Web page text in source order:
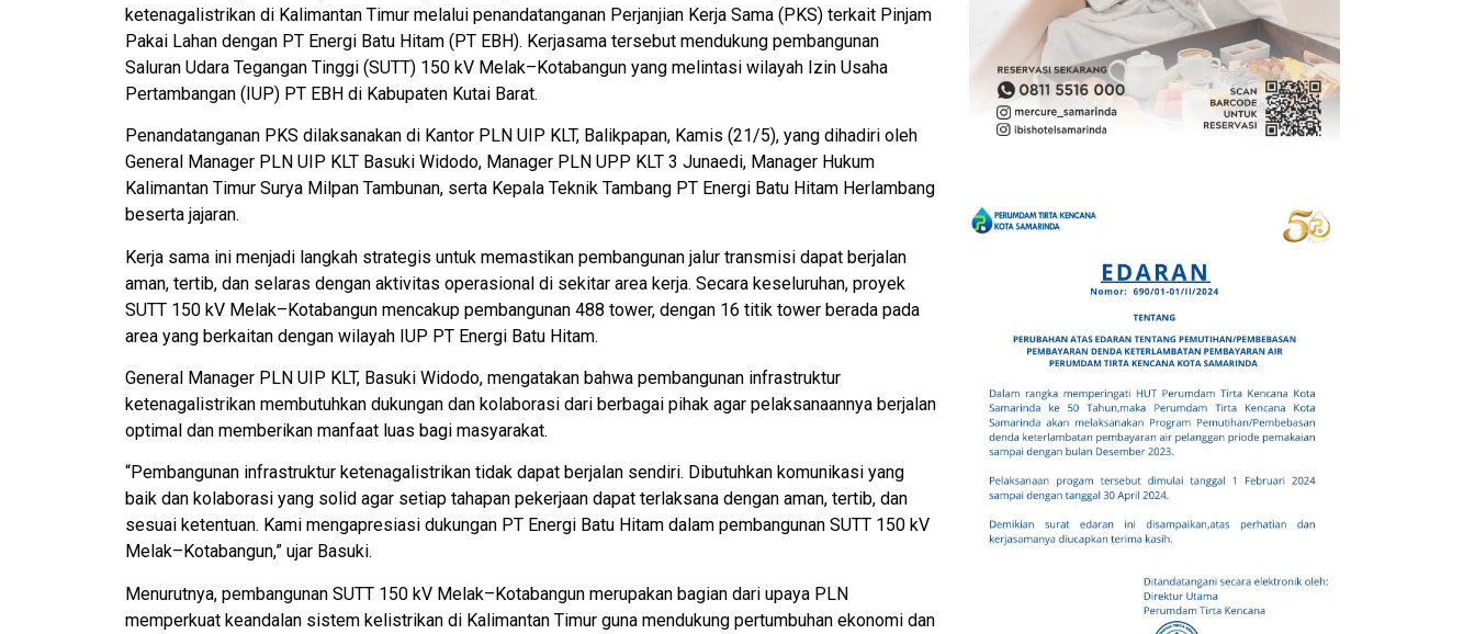
ketenagalistrikan di Kalimantan Timur melalui penandatanganan Perjanjian Kerja Sama (PKS) terkait Pinjam
Pakai Lahan dengan PT Energi Batu Hitam (PT EBH). Kerjasama tersebut mendukung pembangunan
Saluran Udara Tegangan Tinggi (SUTT) 150 kV Melak–Kotabangun yang melintasi wilayah Izin Usaha
Pertambangan (IUP) PT EBH di Kabupaten Kutai Barat.
Penandatanganan PKS dilaksanakan di Kantor PLN UIP KLT, Balikpapan, Kamis (21/5), yang dihadiri oleh
General Manager PLN UIP KLT Basuki Widodo, Manager PLN UPP KLT 3 Junaedi, Manager Hukum
Kalimantan Timur Surya Milpan Tambunan, serta Kepala Teknik Tambang PT Energi Batu Hitam Herlambang
beserta jajaran.
Kerja sama ini menjadi langkah strategis untuk memastikan pembangunan jalur transmisi dapat berjalan
aman, tertib, dan selaras dengan aktivitas operasional di sekitar area kerja. Secara keseluruhan, proyek
SUTT 150 kV Melak–Kotabangun mencakup pembangunan 488 tower, dengan 16 titik tower berada pada
area yang berkaitan dengan wilayah IUP PT Energi Batu Hitam.
General Manager PLN UIP KLT, Basuki Widodo, mengatakan bahwa pembangunan infrastruktur
ketenagalistrikan membutuhkan dukungan dan kolaborasi dari berbagai pihak agar pelaksanaannya berjalan
optimal dan memberikan manfaat luas bagi masyarakat.
“Pembangunan infrastruktur ketenagalistrikan tidak dapat berjalan sendiri. Dibutuhkan komunikasi yang
baik dan kolaborasi yang solid agar setiap tahapan pekerjaan dapat terlaksana dengan aman, tertib, dan
sesuai ketentuan. Kami mengapresiasi dukungan PT Energi Batu Hitam dalam pembangunan SUTT 150 kV
Melak–Kotabangun,” ujar Basuki.
Menurutnya, pembangunan SUTT 150 kV Melak–Kotabangun merupakan bagian dari upaya PLN
memperkuat keandalan sistem kelistrikan di Kalimantan Timur guna mendukung pertumbuhan ekonomi dan